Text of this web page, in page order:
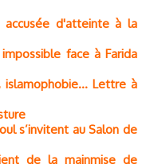
d'atteinte à la
face à Farida
islamophobie... Lettre à
s’invitent au Salon de
de la mainmise de